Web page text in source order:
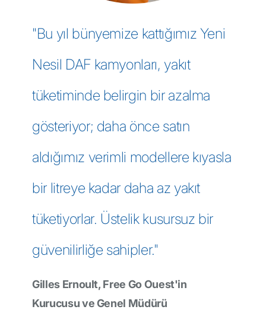
"Bu yıl bünyemize kattığımız Yeni
Nesil DAF kamyonları, yakıt
tüketiminde belirgin bir azalma
gösteriyor; daha önce satın
aldığımız verimli modellere kıyasla
bir litreye kadar daha az yakıt
tüketiyorlar. Üstelik kusursuz bir
güvenilirliğe sahipler."
Gilles Ernoult, Free Go Ouest'in
Kurucusu ve Genel Müdürü